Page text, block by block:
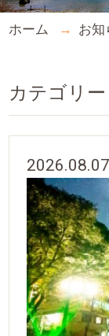
ホーム お知
カテゴリー
2026.08.07